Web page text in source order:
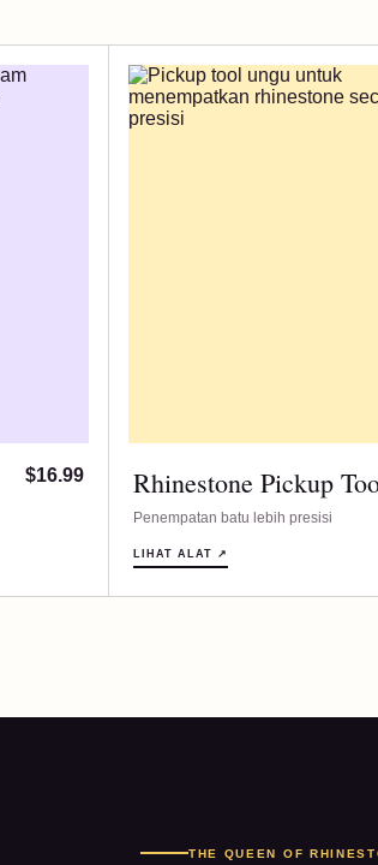
$16.99 Rhinestone Pickup
Penempatan batu lebih presisi
LIHAT ALAT ↗
THE QUEEN OF